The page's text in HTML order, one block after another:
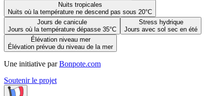
Nuits tropicales
Nuits où la température ne descend pas sous 20°C
Jours de canicule
Jours où la température dépasse 35°C
Stress hydrique
Jours avec sol sec en été
Élévation niveau mer
Élévation prévue du niveau de la mer
Une initiative par Bonpote.com
Soutenir le projet